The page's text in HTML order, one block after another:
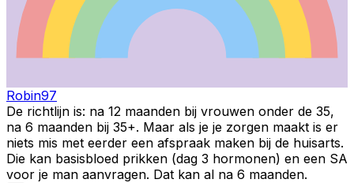
Robin97
De richtlijn is: na 12 maanden bij vrouwen onder de 35,
na 6 maanden bij 35+. Maar als je je zorgen maakt is er
niets mis met eerder een afspraak maken bij de huisarts.
Die kan basisbloed prikken (dag 3 hormonen) en een SA
voor je man aanvragen. Dat kan al na 6 maanden.